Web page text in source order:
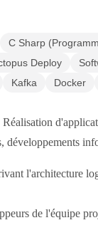
C Sharp
Deploy
Kafka Docker
l'architecture
de l'équipe